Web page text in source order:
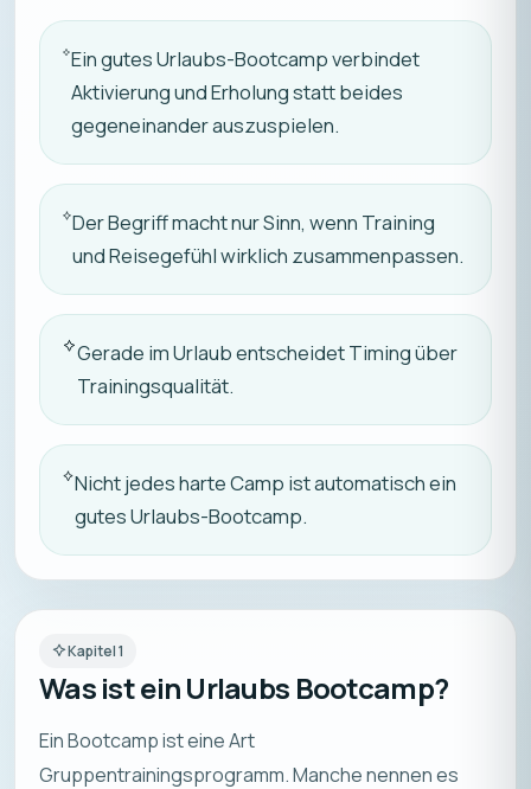
Ein gutes Urlaubs-Bootcamp verbindet
Aktivierung und Erholung statt beides
gegeneinander auszuspielen.
Der Begriff macht nur Sinn, wenn Training
und Reisegefühl wirklich zusammenpassen.
Gerade im Urlaub entscheidet Timing über
Trainingsqualität.
Nicht jedes harte Camp ist automatisch ein
gutes Urlaubs-Bootcamp.
Kapitel1
Was ist ein Urlaubs Bootcamp?
Ein Bootcamp ist eine Art
Gruppentrainingsprogramm. Manche nennen es